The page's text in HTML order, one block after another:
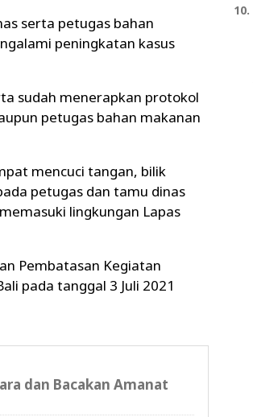
serta petugas bahan
peningkatan kasus
sudah menerapkan protokol
petugas bahan makanan
mencuci tangan, bilik
petugas dan tamu dinas
lingkungan Lapas
Pembatasan Kegiatan
pada tanggal 3 Juli 2021
dan Bacakan Amanat